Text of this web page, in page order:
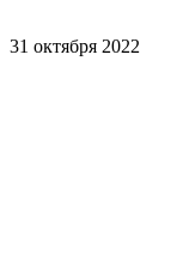
31 октября 2022